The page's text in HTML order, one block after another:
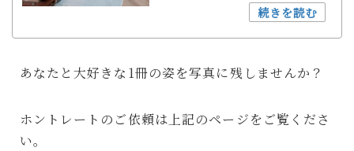
あなたと大好きな1冊の姿を写真に残しませんか？
ホントレートのご依頼は上記のページをご覧くださ
い。